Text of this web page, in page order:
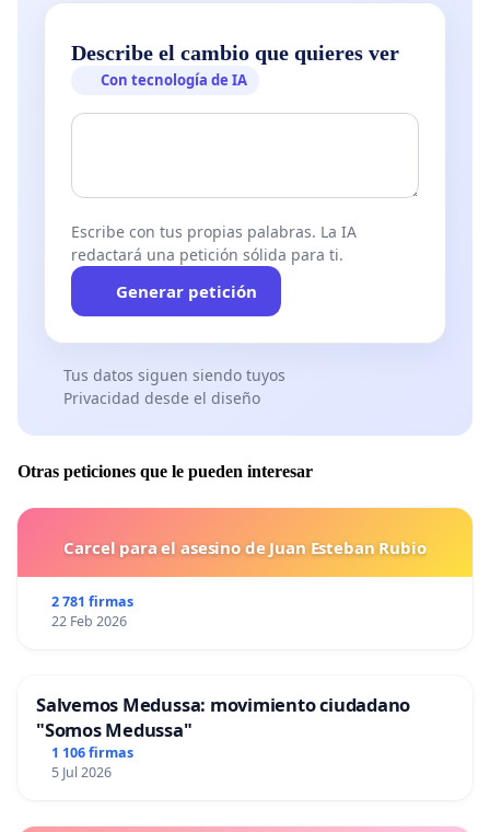
Describe el cambio que quieres ver
Con tecnología de IA
Escribe con tus propias palabras. La IA
redactará una petición sólida para ti.
Generar petición
Tus datos siguen siendo tuyos
Privacidad desde el diseño
Otras peticiones que le pueden interesar
Carcel para el asesino de Juan Esteban Rubio
2 781 firmas
22 Feb 2026
Salvemos Medussa: movimiento ciudadano
"Somos Medussa"
1 106 firmas
5 Jul 2026